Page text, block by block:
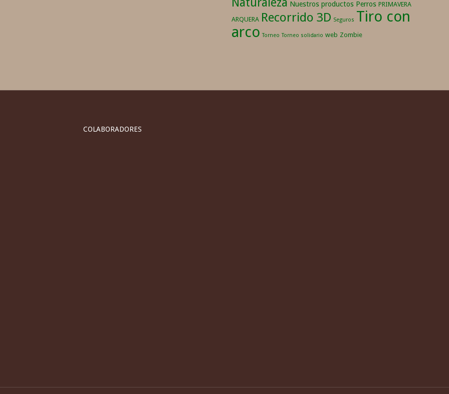
Nuestros productos Perros PRIMAVERA
ARQUERA Recorrido 3D Seguros Tiro con
arco Torneo Torneo solidario web Zombie
COLABORADORES